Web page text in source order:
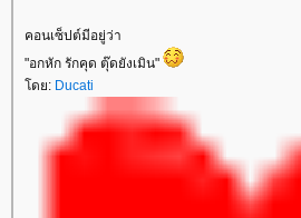
คอนเซ็ปต์มีอยู่ว่า
"อกหัก รักคุด ตุ๊ดยังเมิน"
ดย: Ducati